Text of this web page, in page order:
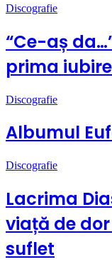
Discografie
“Ce-aș
prima
Discografie
Albumul
Discografie
Lacrima
viață de
suflet